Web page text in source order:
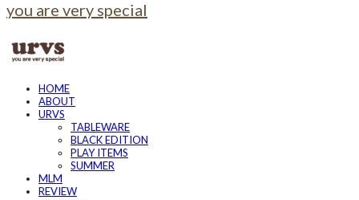
you are very special
HOME
ABOUT
URVS
TABLEWARE
BLACK EDITION
PLAY ITEMS
SUMMER
MLM
REVIEW